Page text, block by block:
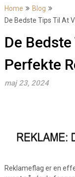
Home
Blog
De Bedste Tips Til At
De
Perfekte
maj 23, 2024
Reklameflag er en